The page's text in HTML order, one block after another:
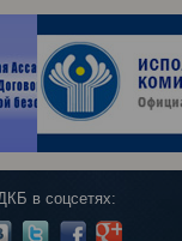
в соцсетях: